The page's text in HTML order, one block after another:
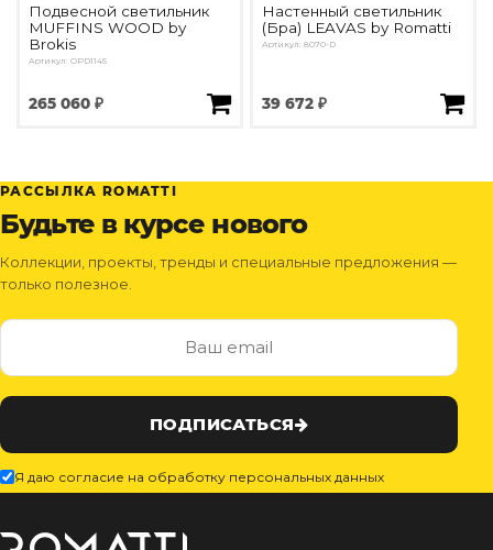
Подвесной светильник
MUFFINS WOOD by
Brokis
Артикул: OPD1145
265 060 ₽
Настенный светильник
(Бра) LEAVAS by Romatti
Артикул: 8070-D
39 672 ₽
РАССЫЛКА ROMATTI
Будьте в курсе нового
Коллекции, проекты, тренды и специальные предложения —
только полезное.
ПОДПИСАТЬСЯ
Я даю согласие на обработку персональных данных